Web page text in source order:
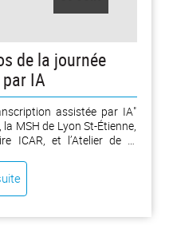
de la journée
IA
assistée par IA"
MSH de Lyon St-Étienne,
ICAR, et l’Atelier de la